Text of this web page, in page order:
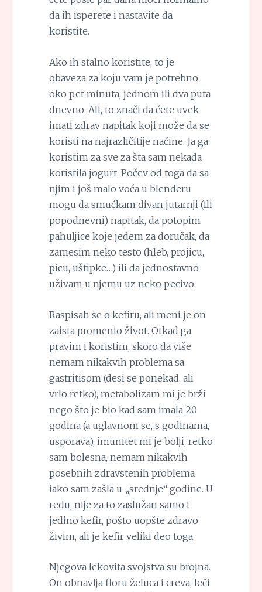
da ih isperete i nastavite da
koristite.
Ako ih stalno koristite, to je
obaveza za koju vam je potrebno
oko pet minuta, jednom ili dva puta
dnevno. Ali, to znači da ćete uvek
imati zdrav napitak koji može da se
koristi na najrazličitije načine. Ja ga
koristim za sve za šta sam nekada
koristila jogurt. Počev od toga da sa
njim i još malo voća u blenderu
mogu da smućkam divan jutarnji (ili
popodnevni) napitak, da potopim
pahuljice koje jedem za doručak, da
zamesim neko testo (hleb, projicu,
picu, uštipke…) ili da jednostavno
uživam u njemu uz neko pecivo.
Raspisah se o kefiru, ali meni je on
zaista promenio život. Otkad ga
pravim i koristim, skoro da više
nemam nikakvih problema sa
gastritisom (desi se ponekad, ali
vrlo retko), metabolizam mi je brži
nego što je bio kad sam imala 20
godina (a uglavnom se, s godinama,
usporava), imunitet mi je bolji, retko
sam bolesna, nemam nikakvih
posebnih zdravstenih problema
iako sam zašla u „srednje“ godine. U
redu, nije za to zaslužan samo i
jedino kefir, pošto uopšte zdravo
živim, ali je kefir veliki deo toga.
Njegova lekovita svojstva su brojna.
On obnavlja floru želuca i creva, leči